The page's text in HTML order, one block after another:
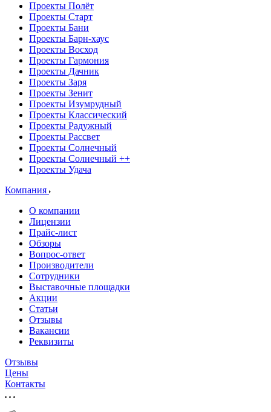
Проекты Полёт
Проекты Старт
Проекты Бани
Проекты Барн-хаус
Проекты Восход
Проекты Гармония
Проекты Дачник
Проекты Заря
Проекты Зенит
Проекты Изумрудный
Проекты Классический
Проекты Радужный
Проекты Рассвет
Проекты Солнечный
Проекты Солнечный ++
Проекты Удача
Компания
О компании
Лицензии
Прайс-лист
Обзоры
Вопрос-ответ
Производители
Сотрудники
Выставочные площадки
Акции
Статьи
Отзывы
Вакансии
Реквизиты
Отзывы
Цены
Контакты